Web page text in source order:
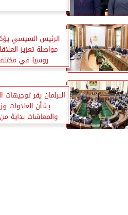
الرئيس السيسي
مواصلة تعزيز
روسيا في
البرلمان يقر
بشأن العلاوات
والمعاشات بداية